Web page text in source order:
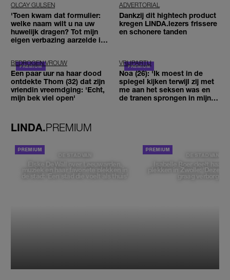
OLCAY GULSEN
'Toen kwam dat formulier:
welke naam wilt u na uw
huwelijk dragen? Tot mijn
eigen verbazing aarzelde ik
ADVERTORIAL
Dankzij dit hightech product
kregen LINDA.lezers frissere
en schonere tanden
BEDROGEN VROUW
Een paar uur na haar dood
ontdekte Thom (32) dat zijn
vriendin vreemdging: 'Echt,
mijn bek viel open'
VRIJPARTIJ
Noa (26): 'Ik moest in de
spiegel kijken terwijl zij met
me aan het seksen was en
de tranen sprongen in mijn
LINDA.PREMIUM
DE STAD VAN
Elske DeWall over Leeuwarden,
muziek en haar favoriete plekken in
de stad: 'Een stad die voelt als thuis'
DE STAD VAN
Isabelle Boer deelt haar
plekken in Zwolle: 'Deze
graag verborgen'